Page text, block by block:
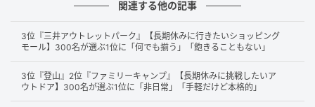
続いて2位は「ローソン」。
特に「まちかど厨房」や店内キッチンの調理コーナー
でつくられるお弁当が美味しいと多くの声が寄せられ
関連する他の記事
3位『三井アウトレットパーク』【長期休みに行きたいショッピング
モール】300名が選ぶ1位に「何でも揃う」「飽きることもない」
3位『登山』2位『ファミリーキャンプ』【長期休みに挑戦したいア
ウトドア】300名が選ぶ1位に「非日常」「手軽だけど本格的」